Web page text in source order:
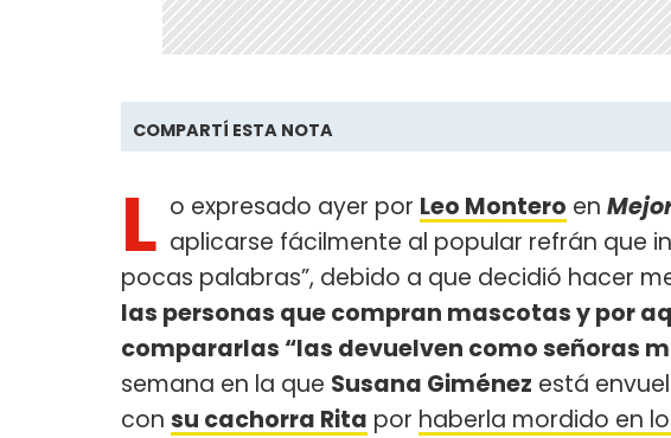
COMPARTÍ ESTA NOTA
L o expresado ayer por Leo Montero en
aplicarse fácilmente al popular refrán que
pocas palabras”, debido a que decidió hacer
las personas que compran mascotas y por
compararlas “las devuelven como señoras
semana en la que Susana Giménez está
con su cachorra Rita por haberla mordido en